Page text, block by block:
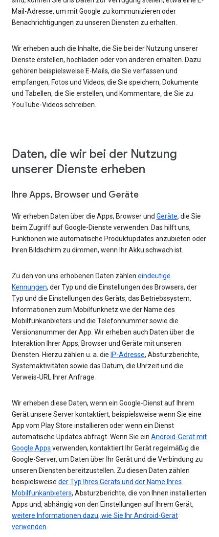
Mail-Adresse, um mit Google zu kommunizieren oder
Benachrichtigungen zu unseren Diensten zu erhalten.
Wir erheben auch die Inhalte, die Sie bei der Nutzung unserer
Dienste erstellen, hochladen oder von anderen erhalten. Dazu
gehören beispielsweise E-Mails, die Sie verfassen und
empfangen, Fotos und Videos, die Sie speichern, Dokumente
und Tabellen, die Sie erstellen, und Kommentare, die Sie zu
YouTube-Videos schreiben.
Daten, die wir bei der Nutzung
unserer Dienste erheben
Ihre Apps, Browser und Geräte
Wir erheben Daten über die Apps, Browser und Geräte, die Sie
beim Zugriff auf Google-Dienste verwenden. Das hilft uns,
Funktionen wie automatische Produktupdates anzubieten oder
Ihren Bildschirm zu dimmen, wenn Ihr Akku schwach ist.
Zu den von uns erhobenen Daten zählen eindeutige
Kennungen, der Typ und die Einstellungen des Browsers, der
Typ und die Einstellungen des Geräts, das Betriebssystem,
Informationen zum Mobilfunknetz wie der Name des
Mobilfunkanbieters und die Telefonnummer sowie die
Versionsnummer der App. Wir erheben auch Daten über die
Interaktion Ihrer Apps, Browser und Geräte mit unseren
Diensten. Hierzu zählen u. a. die IP-Adresse, Absturzberichte,
Systemaktivitäten sowie das Datum, die Uhrzeit und die
Verweis-URL Ihrer Anfrage.
Wir erheben diese Daten, wenn ein Google-Dienst auf Ihrem
Gerät unsere Server kontaktiert, beispielsweise wenn Sie eine
App vom Play Store installieren oder wenn ein Dienst
automatische Updates abfragt. Wenn Sie ein Android-Gerät mit
Google Apps verwenden, kontaktiert Ihr Gerät regelmäßig die
Google-Server, um Daten über Ihr Gerät und die Verbindung zu
unseren Diensten bereitzustellen. Zu diesen Daten zählen
beispielsweise der Typ Ihres Geräts und der Name Ihres
Mobilfunkanbieters, Absturzberichte, die von Ihnen installierten
Apps und, abhängig von den Einstellungen auf Ihrem Gerät,
weitere Informationen dazu, wie Sie Ihr Android-Gerät
verwenden.